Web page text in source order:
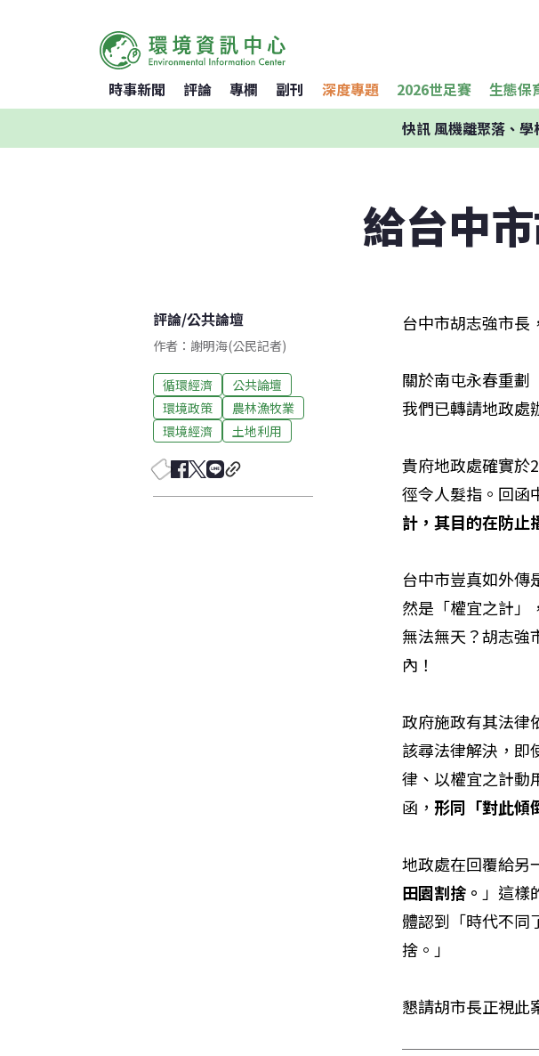
時事新聞 評論 專欄 副刊 深度專題 2026世足賽 生態保
快訊風機離聚落、
給台中
評論/公共論壇
作者：謝明海(公民記者)
循環經濟
公共論壇
環境政策
農林漁牧業
環境經濟
土地利用
台中市胡志強市長
關於南屯永春重劃
我們已轉請地政處
貴府地政處確實於
徑令人髮指。回函
計，其目的在防止
台中市豈真如外傳
然是「權宜之計」
無法無天？胡志強
內！
政府施政有其法律
該尋法律解決，即
律、以權宜之計動
函， 形同「對此傾
地政處在回覆給另
田園割捨。 」這
體認到「時代不同
捨。」
懇請胡市長正視此